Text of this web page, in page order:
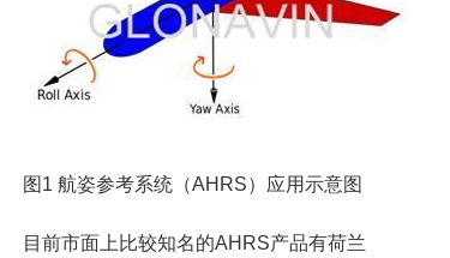
图 1航姿参考系统（AHRS）应用示意图
目前市面上比较知名的AHRS产品有荷兰